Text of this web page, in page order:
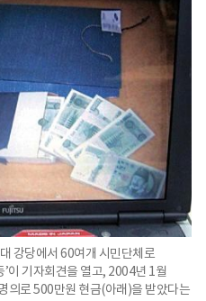
강당에서 60여개 시민단체로
이 기자회견을 열고, 2004년 1월
의로 500만원 현금(아래)을 받았다는